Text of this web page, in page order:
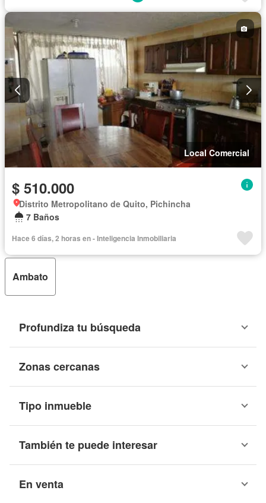
Local Comercial
$ 510.000
Distrito Metropolitano de Quito, Pichincha
7 Baños
Hace 6 días, 2 horas en - Inteligencia Inmobiliaria
Ambato
Profundiza tu búsqueda
Zonas cercanas
Tipo inmueble
También te puede interesar
En venta